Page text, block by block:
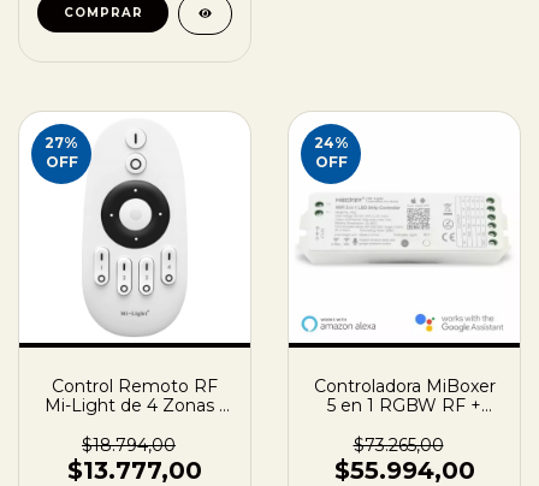
27%
OFF
Control Remoto RF
Mi-Light de 4 Zonas -
$18.794,00
$13.777,00
24%
OFF
Controladora MiBoxer
5 en 1 RGBW RF +
- 12/24V
$73.265,00
$55.994,00